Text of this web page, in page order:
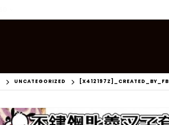
UNCATEGORIZED [X412197Z]_CREATED_BY_FB